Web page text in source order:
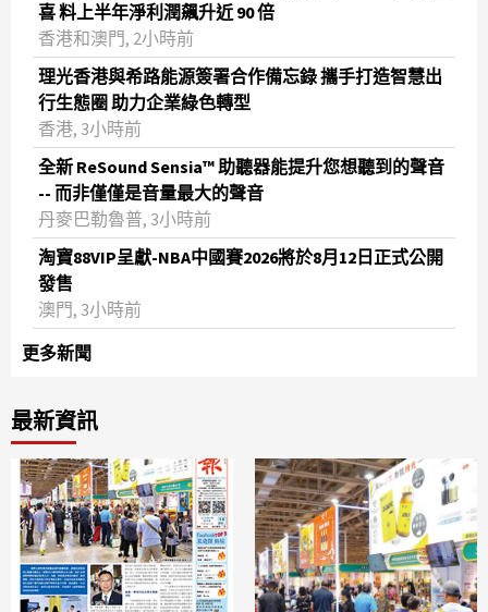
喜 料上半年淨利潤飆升近 90 倍
香港和澳門, 2小時前
理光香港與希路能源簽署合作備忘錄 攜手打造智慧出
行生態圈 助力企業綠色轉型
香港, 3小時前
全新 ReSound Sensia™ 助聽器能提升您想聽到的聲音
-- 而非僅僅是音量最大的聲音
丹麥巴勒魯普, 3小時前
淘寶88VIP呈獻-NBA中國賽2026將於8月12日正式公開
發售
澳門, 3小時前
更多新聞
最新資訊